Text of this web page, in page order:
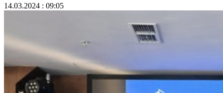
14.03.2024 : 09:05